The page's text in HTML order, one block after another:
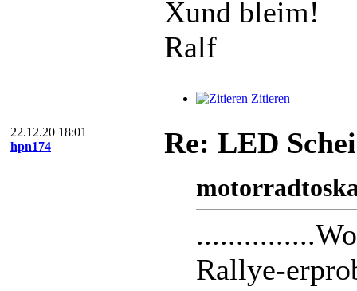
Xund bleim!
Ralf
Zitieren
22.12.20 18:01
hpn174
Re: LED
Rallye-